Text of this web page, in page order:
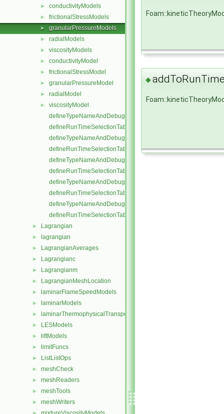
► conductivityModels
► frictionalStressModels
► granularPressureModels
► radialModels
► viscosityModels
► conductivityModel
► frictionalStressModel
► granularPressureModel
► radialModel
►
viscosityModel
defineTypeNameAndDebug
defineRunTimeSelectionTable
defineTypeNameAndDebug
defineRunTimeSelectionTable
defineTypeNameAndDebug
defineRunTimeSelectionTable
defineTypeNameAndDebug
defineRunTimeSelectionTable
defineTypeNameAndDebug
defineRunTimeSelectionTable
► Lagrangian
► lagrangian
► LagrangianAverages
► Lagrangianc
► Lagrangianm
► LagrangianMeshLocation
► laminarFlameSpeedModels
► laminarModels
► laminarThermophysicalTransportModels
► LESModels
► liftModels
► limitFuncs
► ListListOps
► meshCheck
► meshReaders
► meshTools
► meshWriters
◆